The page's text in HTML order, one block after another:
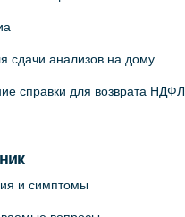
сдачи анализов на дому
справки для возврата НДФЛ
и симптомы